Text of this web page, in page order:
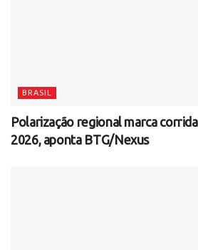
BRASIL
Polarização regional marca
2026, aponta BTG/Nexus